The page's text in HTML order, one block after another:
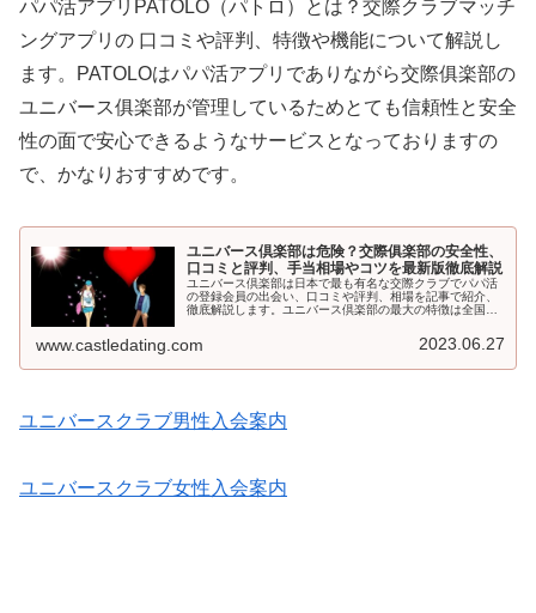
パパ活アプリPATOLO（パトロ）とは？交際クラブマッチ
ングアプリの 口コミや評判、特徴や機能について解説し
ます。PATOLOはパパ活アプリでありながら交際俱楽部の
ユニバース俱楽部が管理しているためとても信頼性と安全
性の面で安心できるようなサービスとなっておりますの
で、かなりおすすめです。
ユニバース倶楽部は危険？交際俱楽部の安全性、
口コミと評判、手当相場やコツを最新版徹底解説
ユニバース倶楽部は日本で最も有名な交際クラブでパパ活
の登録会員の出会い、口コミや評判、相場を記事で紹介、
徹底解説します。ユニバース倶楽部の最大の特徴は全国展
精通しているため、地方在住の男性や女性にもとてもお勧
めの交際クラブになります。さらに所属している会員もと
www.castledating.com 2023.06.27
ユニバースクラブ男性入会案内
ユニバースクラブ女性入会案内